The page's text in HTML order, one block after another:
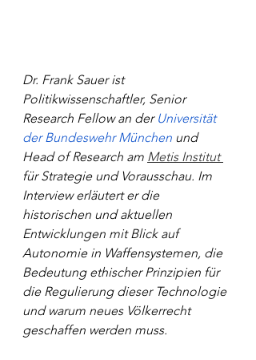
Dr. Frank Sauer ist
Politikwissenschaftler, Senior
Research Fellow an der Universität
der Bundeswehr München und
Head of Research am Metis Institut
für Strategie und Vorausschau. Im
Interview erläutert er die
historischen und aktuellen
Entwicklungen mit Blick auf
Autonomie in Waffensystemen, die
Bedeutung ethischer Prinzipien für
die Regulierung dieser Technologie
und warum neues Völkerrecht
geschaffen werden muss.